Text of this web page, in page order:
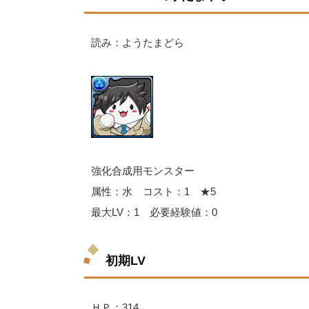
読み：ようたまどら
強化合成用モンスター
属性：水 コスト：1 ★5
最大LV：1 必要経験値：0
初期LV